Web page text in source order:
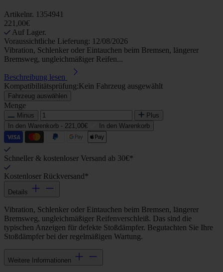
Artikelnr. 1354941
221,00€
Auf Lager.
Voraussichtliche Lieferung: 12/08/2026
Vibration, Schlenker oder Eintauchen beim Bremsen, längerer
Bremsweg, ungleichmäßiger Reifen...
Beschreibung lesen
Kompatibilitätsprüfung:Kein Fahrzeug ausgewählt
Fahrzeug auswählen
Menge
Minus
Plus
In den Warenkorb - 221,00€ In den Warenkorb
Schneller & kostenloser Versand ab 30€*
Kostenloser Rückversand*
Details
Vibration, Schlenker oder Eintauchen beim Bremsen, längerer
Bremsweg, ungleichmäßiger Reifenverschleiß. Das sind die
typischen Anzeigen für defekte Stoßdämpfer. Begutachten Sie Ihre
Stoßdämpfer bei der regelmäßigen Wartung.
Weitere Informationen